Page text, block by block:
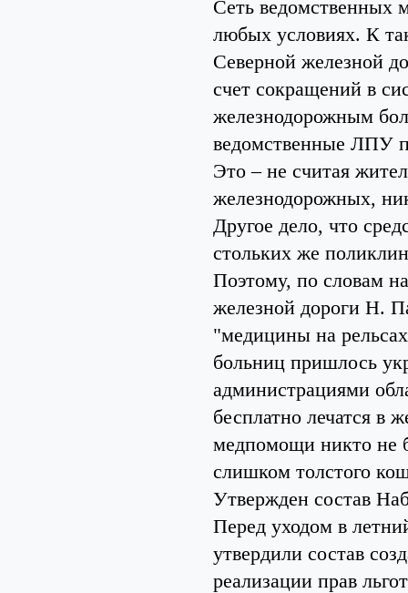
Сеть ведомственных
любых условиях. К
Северной железной
счет сокращений в
железнодорожным
ведомственные ЛПУ
Это – не считая
железнодорожных,
Другое дело, что
стольких же
Поэтому, по словам
железной дороги Н.
"медицины на
больниц пришлось
администрациями
бесплатно лечатся в
медпомощи никто не
слишком толстого
Утвержден состав
Перед уходом в
утвердили состав
реализации прав